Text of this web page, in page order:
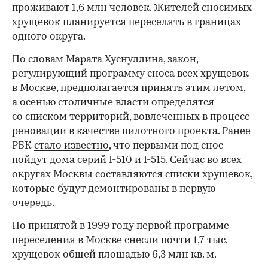
проживают 1,6 млн человек. Жителей сносимых
хрущевок планируется переселять в границах
одного округа.
По словам Марата Хуснуллина, закон,
регулирующий программу сноса всех хрущевок
в Москве, предполагается принять этим летом,
а осенью столичные власти определятся
со списком территорий, вовлеченных в процесс
реновации в качестве пилотного проекта. Ранее
РБК стало известно, что первыми под снос
пойдут дома серий I-510 и I-515. Сейчас во всех
округах Москвы составляются списки хрущевок,
которые будут демонтированы в первую
очередь.
По принятой в 1999 году первой программе
переселения в Москве снесли почти 1,7 тыс.
хрущевок общей площадью 6,3 млн кв. м.